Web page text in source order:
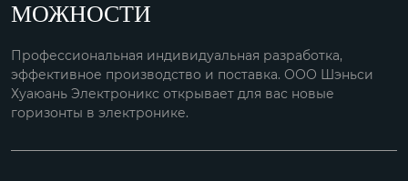
МОЖНОСТИ
Профессиональная индивидуальная разработка,
эффективное производство и поставка. ООО Шэньси
Хуаюань Электроникс открывает для вас новые
горизонты в электронике.